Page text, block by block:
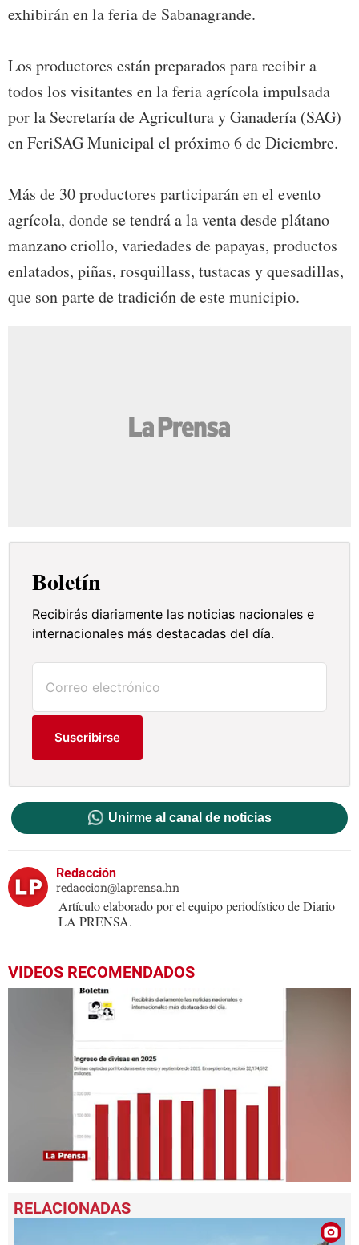
exhibirán en la feria de Sabanagrande.
Los productores están preparados para recibir a
todos los visitantes en la feria agrícola impulsada
por la Secretaría de Agricultura y Ganadería (SAG)
en FeriSAG Municipal el próximo 6 de Diciembre.
Más de 30 productores participarán en el evento
agrícola, donde se tendrá a la venta desde plátano
manzano criollo, variedades de papayas, productos
enlatados, piñas, rosquillass, tustacas y quesadillas,
que son parte de tradición de este municipio.
Boletín
Recibirás diariamente las noticias nacionales e
internacionales más destacadas del día.
Suscribirse
Unirme al canal de noticias
Redacción
redaccion@laprensa.hn
Artículo elaborado por el equipo periodístico de Diario
LA PRENSA.
VIDEOS RECOMENDADOS
seconds
of